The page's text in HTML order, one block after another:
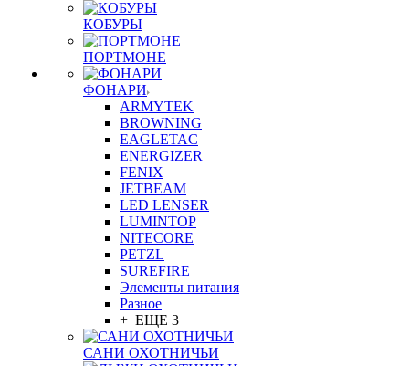
КОБУРЫ
ПОРТМОНЕ
ФОНАРИ
ARMYTEK
BROWNING
EAGLETAC
ENERGIZER
FENIX
JETBEAM
LED LENSER
LUMINTOP
NITECORE
PETZL
SUREFIRE
Элементы питания
Разное
+ ЕЩЕ 3
САНИ ОХОТНИЧЬИ